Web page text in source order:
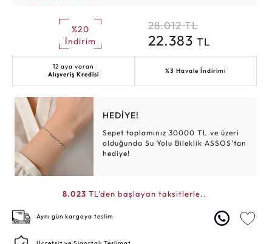
%20
İndirim
28.012 TL
22.383 TL
12 aya varan
Alışveriş Kredisi
%3 Havale İndirimi
HEDİYE!
Sepet toplamınız 30000 TL ve üzeri
olduğunda Su Yolu Bileklik ASSOS'tan
hediye!
8.023 TL'den başlayan taksitlerle..
Aynı gün kargoya teslim